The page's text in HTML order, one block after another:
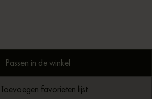
Passen in de winkel
Toevoegen favorieten lijst